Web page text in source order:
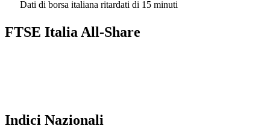
Dati di borsa italiana ritardati di 15 minuti
FTSE Italia All-Share
Indici Nazionali